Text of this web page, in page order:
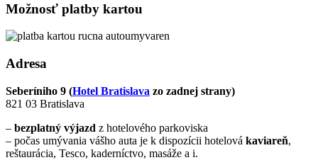
Možnosť platby kartou
Adresa
Seberíniho 9 (Hotel Bratislava zo zadnej strany)
821 03 Bratislava
– bezplatný výjazd z hotelového parkoviska
– počas umývania vášho auta je k dispozícii hotelová kaviareň,
reštaurácia, Tesco, kaderníctvo, masáže a i.